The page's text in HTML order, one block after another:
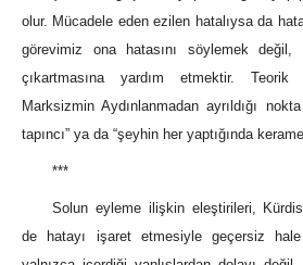
olur. Mücadele eden ezilen hatalıysa da
görevimiz ona hatasını söylemek değil,
çıkartmasına yardım etmektir. Teorik
Marksizmin Aydınlanmadan ayrıldığı
tapıncı” ya da “şeyhin her yaptığında
***
Solun eyleme ilişkin eleştirileri,
de hatayı işaret etmesiyle geçersiz